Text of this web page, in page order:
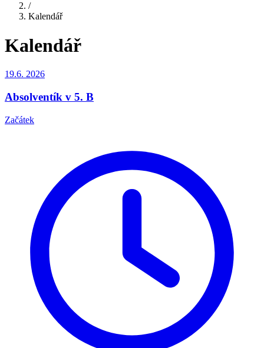
/
Kalendář
Kalendář
19.6. 2026
Absolventík v 5. B
Začátek